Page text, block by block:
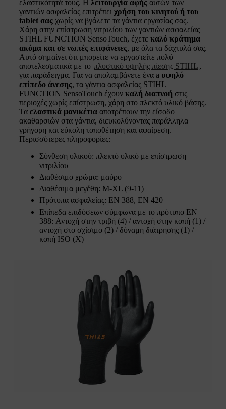
ελαστικότητά τους. Η λειτουργία αφής αυτών των
γαντιών ασφαλείας επιτρέπει χρήση του κινητού ή του
tablet σας χωρίς να βγάλετε τα γάντια εργασίας σας.
Χάρη στην επίστρωση νιτριλίου των γαντιών ασφαλείας
STIHL FUNCTION SensoTouch, έχετε καλό κράτημα
ακόμα και σε νωπές επιφάνειες, με όλα τα δάχτυλά σας.
Αυτό σημαίνει ότι μπορείτε να εργαστείτε πολύ
αποτελεσματικά με το πλυστικό υψηλής πίεσης STIHL ,
για παράδειγμα. Για να απολαμβάνετε ένα a υψηλό
επίπεδο άνεσης, τα γάντια ασφαλείας STIHL
FUNCTION SensoTouch έχουν καλή διαπνοή στις
περιοχές χωρίς επίστρωση, χάρη στο πλεκτό υλικό βάσης.
Τα ελαστικά μανικέτια αποτρέπουν την είσοδο
ακαθαρσιών στα γάντια, διευκολύνοντας παράλληλα
γρήγορη και εύκολη τοποθέτηση και αφαίρεση.
Περισσότερες πληροφορίες:
Σύνθεση υλικού: πλεκτό υλικό με επίστρωση
νιτριλίου
Διαθέσιμο χρώμα: μαύρο
Διαθέσιμα μεγέθη: M-XL (9-11)
Πρότυπα ασφαλείας: EN 388, EN 420
Επίπεδα επιδόσεων σύμφωνα με το πρότυπο EN
388: Αντοχή στην τριβή (4) / αντοχή στην κοπή (1) /
αντοχή στο σχίσιμο (2) / δύναμη διάτρησης (1) /
κοπή ISO (X)